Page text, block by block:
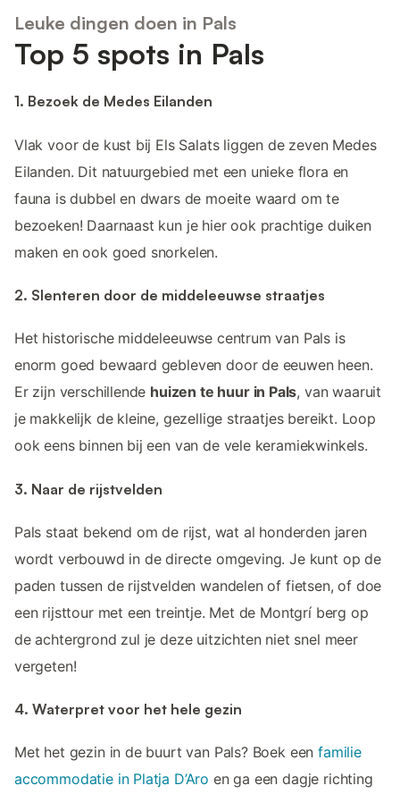
Leuke dingen doen in Pals
Top 5 spots in Pals
1. Bezoek de Medes Eilanden
Vlak voor de kust bij Els Salats liggen de zeven Medes
Eilanden. Dit natuurgebied met een unieke flora en
fauna is dubbel en dwars de moeite waard om te
bezoeken! Daarnaast kun je hier ook prachtige duiken
maken en ook goed snorkelen.
2. Slenteren door de middeleeuwse straatjes
Het historische middeleeuwse centrum van Pals is
enorm goed bewaard gebleven door de eeuwen heen.
Er zijn verschillende huizen te huur in Pals, van waaruit
je makkelijk de kleine, gezellige straatjes bereikt. Loop
ook eens binnen bij een van de vele keramiekwinkels.
3. Naar de rijstvelden
Pals staat bekend om de rijst, wat al honderden jaren
wordt verbouwd in de directe omgeving. Je kunt op de
paden tussen de rijstvelden wandelen of fietsen, of doe
een rijsttour met een treintje. Met de Montgrí berg op
de achtergrond zul je deze uitzichten niet snel meer
vergeten!
4. Waterpret voor het hele gezin
Met het gezin in de buurt van Pals? Boek eenfamilie
accommodatie in Platja D’Aro en ga een dagje richting